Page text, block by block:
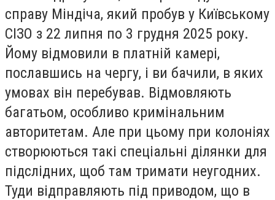
справу Міндіча, який пробув у Київському
СІЗО з 22 липня по 3 грудня 2025 року.
Йому відмовили в платній камері,
пославшись на чергу, і ви бачили, в яких
умовах він перебував. Відмовляють
багатьом, особливо кримінальним
авторитетам. Але при цьому при колоніях
створюються такі спеціальні ділянки для
підслідних, щоб там тримати неугодних.
Туди відправляють під приводом, що в